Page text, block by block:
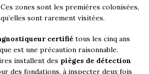
zones sont les premières colonisées,
sont rarement visitées.
certifié tous les cinq ans
est une précaution raisonnable.
installent des pièges de détection
des fondations, à inspecter deux fois